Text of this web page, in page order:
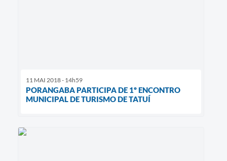
11 MAI 2018 - 14h59
PORANGABA PARTICIPA DE 1º ENCONTRO
MUNICIPAL DE TURISMO DE TATUÍ